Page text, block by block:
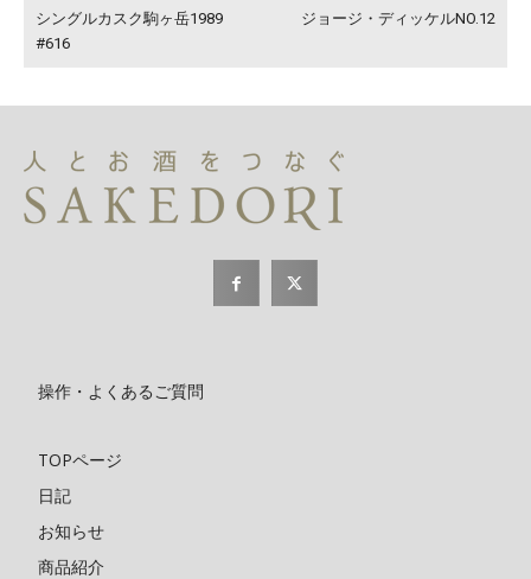
シングルカスク駒ヶ岳1989
#616
ジョージ・ディッケルNO.12
操作・よくあるご質問
TOPページ
日記
お知らせ
商品紹介